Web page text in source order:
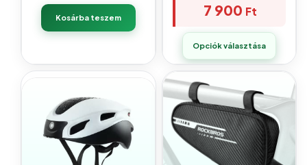
Kosárba teszem 7 900 Ft
Opciók választása